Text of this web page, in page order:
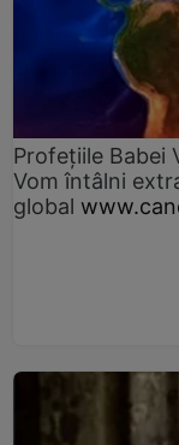
Profețiile Babei
Vom întâlni
global